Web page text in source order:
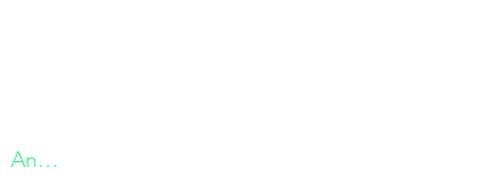
Anmelden